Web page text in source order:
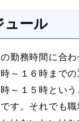
ュール
勤務時間に合わ
～１６時まで
～１５時とい
す。それでも